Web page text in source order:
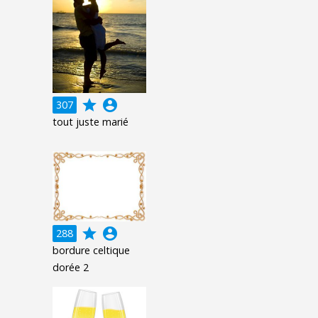
307 grade account_circle
tout juste marié
288 grade account_circle
bordure celtique
dorée 2